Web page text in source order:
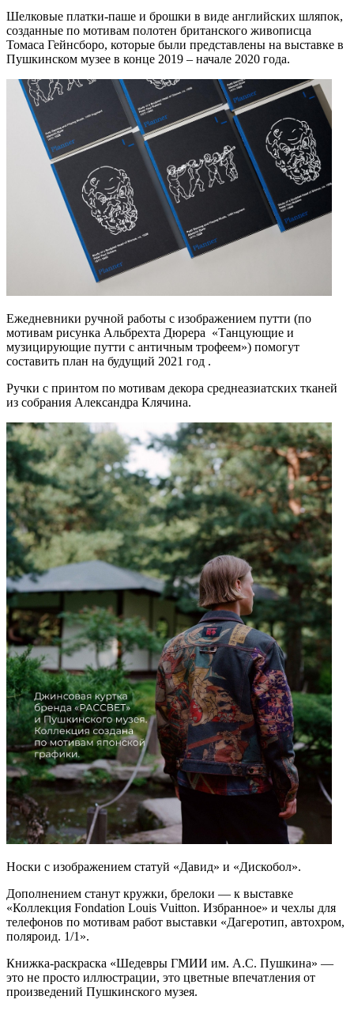
Шелковые платки-паше и брошки в виде английских шляпок,
созданные по мотивам полотен британского живописца
Томаса Гейнсборо, которые были представлены на выставке в
Пушкинском музее в конце 2019 – начале 2020 года.
Ежедневники ручной работы с изображением путти (по
мотивам рисунка Альбрехта Дюрера «Танцующие и
музицирующие путти с античным трофеем») помогут
составить план на будущий 2021 год .
Ручки с принтом по мотивам декора среднеазиатских тканей
из собрания Александра Клячина.
Носки с изображением статуй «Давид» и «Дискобол».
Дополнением станут кружки, брелоки — к выставке
«Коллекция Fondation Louis Vuitton. Избранное» и чехлы для
телефонов по мотивам работ выставки «Дагеротип, автохром,
поляроид. 1/1».
Книжка-раскраска «Шедевры ГМИИ им. А.С. Пушкина» —
это не просто иллюстрации, это цветные впечатления от
произведений Пушкинского музея.